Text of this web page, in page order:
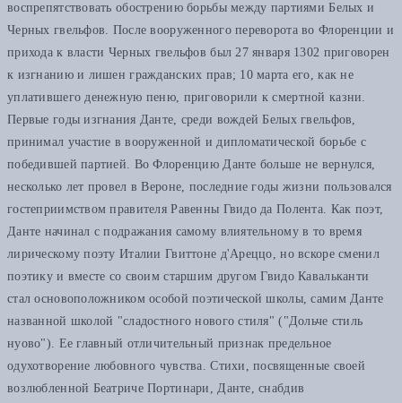
воспрепятствовать обострению борьбы между партиями Белых и
Черных гвельфов. После вооруженного переворота во Флоренции и
прихода к власти Черных гвельфов был 27 января 1302 приговорен
к изгнанию и лишен гражданских прав; 10 марта его, как не
уплатившего денежную пеню, приговорили к смертной казни.
Первые годы изгнания Данте, среди вождей Белых гвельфов,
принимал участие в вооруженной и дипломатической борьбе с
победившей партией. Во Флоренцию Данте больше не вернулся,
несколько лет провел в Вероне, последние годы жизни пользовался
гостеприимством правителя Равенны Гвидо да Полента. Как поэт,
Данте начинал с подражания самому влиятельному в то время
лирическому поэту Италии Гвиттоне д'Ареццо, но вскоре сменил
поэтику и вместе со своим старшим другом Гвидо Кавальканти
стал основоположником особой поэтической школы, самим Данте
названной школой "сладостного нового стиля" ("Дольче стиль
нуово"). Ее главный отличительный признак предельное
одухотворение любовного чувства. Стихи, посвященные своей
возлюбленной Беатриче Портинари, Данте, снабдив